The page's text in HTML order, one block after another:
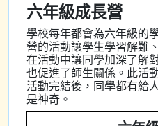
六年級成長營
學校每年都會為六年級的
營的活動讓學生學習解難
在活動中讓同學加深了解
也促進了師生關係。此活
活動完結後，同學都有給
是神奇。